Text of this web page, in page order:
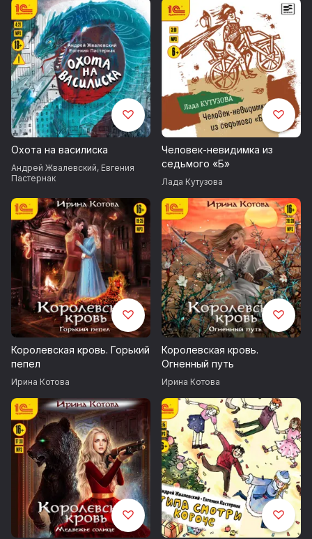
Охота на василиска
Андрей Жвалевский, Евгения
Пастернак
Человек-невидимка из
седьмого «Б»
Лада Кутузова
Королевская кровь. Горький
пепел
Ирина Котова
Королевская кровь.
Огненный путь
Ирина Котова